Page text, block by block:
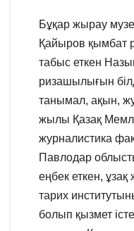
Бұқар жырау
Қайыров қымбат
табыс еткен
ризашылығын
танымал, ақын,
жылы Қазақ
журналистика
Павлодар
еңбек еткен,
тарих
болып қызмет